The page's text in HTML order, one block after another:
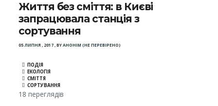
Життя без сміття: в Києві
запрацювала станція з
сортування
05 ЛИПНЯ , 2017,BYАНОНІМ (НЕ ПЕРЕВІРЕНО)
ПОДІЯ
ЕКОЛОГІЯ
СМІТТЯ
СОРТУВАННЯ
18 переглядів